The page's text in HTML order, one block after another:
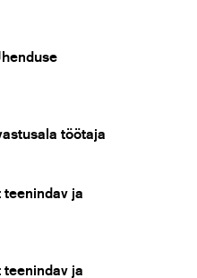
töötaja
ja
ja